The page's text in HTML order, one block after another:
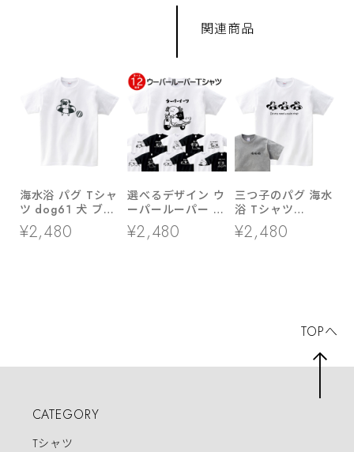
関連商品
海水浴 パグ Tシャ
ツ dog61 犬 ブヒ
パグ 好き 服 ゆる
い イラスト
¥2,480
選べるデザイン ウ
ーパールーパー T
シャツ am99 両生
類 アニマル
¥2,480
三つ子のパグ 海水
浴 Tシャツ
dog86 海 夏休み
犬 ブヒ ゆるい 手
¥2,480
CATEGORY
Tシャツ
TOPへ